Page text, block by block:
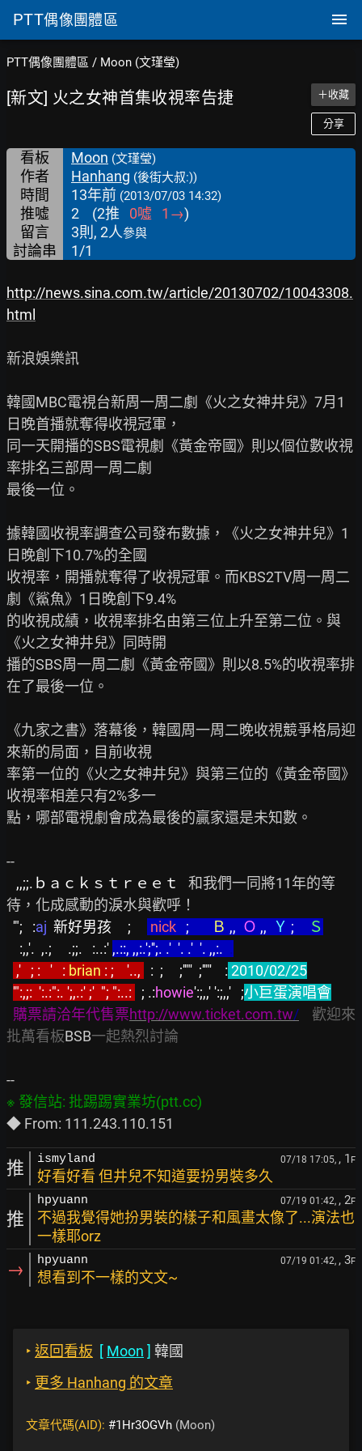
PTT偶像團體區
PTT偶像團體區 / Moon (文瑾瑩)
[新文] 火之女神首集收視率告捷 ＋收藏
分享
看板 Moon (文瑾瑩)
作者 Hanhang (後街大叔:))
時間 13年前 (2013/07/03 14:32)
推噓 2 (2推 0噓 1 →)
留言
3則, 2人參與
討論串 1/1
http://news.sina.com.tw/article/20130702/10043308.
html
新浪娛樂訊
韓國MBC電視台新周一周二劇《火之女神井兒》7月1
日晚首播就奪得收視冠軍，
同一天開播的SBS電視劇《黃金帝國》則以個位數收視
率排名三部周一周二劇
最後一位。
據韓國收視率調查公司發布數據，《火之女神井兒》1
日晚創下10.7%的全國
收視率，開播就奪得了收視冠軍。而KBS2TV周一周二
劇《鯊魚》1日晚創下9.4%
的收視成績，收視率排名由第三位上升至第二位。與
《火之女神井兒》同時開
播的SBS周一周二劇《黃金帝國》則以8.5%的收視率排
在了最後一位。
《九家之書》落幕後，韓國周一周二晚收視競爭格局迎
來新的局面，目前收視
率第一位的《火之女神井兒》與第三位的《黃金帝國》
收視率相差只有2%多一
點，哪部電視劇會成為最後的贏家還是未知數。
   ,,;;.ｂａｃｋｓｔｒｅｅｔ
和我們一同將11年的等
  '";   :
aj 新好男孩     ; nick
   ;
Ｂ ,, Ｏ ,, Ｙ ;
Ｓ
    :,,'.  ,.;     .;;.   :..:'
,.::, ,,:.';'';. .'  '. .'  '. ,,:. .
,'   ; :   '   : brian : ;    '..,
  :  ;     ;''"'  ;''"'    :
2010/02/25
'":,;:  ':.:":. ';,.:' ;'  "; ":..:
  ; .:
howie':;,,' ':;,,'   ;小巨蛋演唱會
購票請洽年代售票http://www.ticket.com.tw/
歡迎來
批萬看板BSB一起熱烈討論
推 ismyland 07/18 17:05, , 1 F
好看好看 但井兒不知道要扮男裝多久
推
hpyuann 07/19 01:42, , 2F
不過我覺得她扮男裝的樣子和風畫太像了...演法也
一樣耶orz
→ hpyuann 07/19 01:42, , 3F
想看到不一樣的文文~
‣ 返回看板 [ Moon ] 韓國
‣ 更多 Hanhang 的文章
文章代碼(AID): #1Hr3OGVh (Moon)